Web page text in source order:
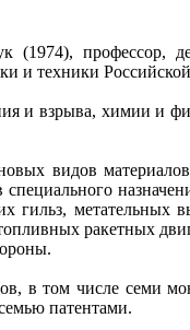
(1974), профессор,
и техники
и взрыва, химии и
видов
гильз,
ракетных
в том числе семи
патентами.